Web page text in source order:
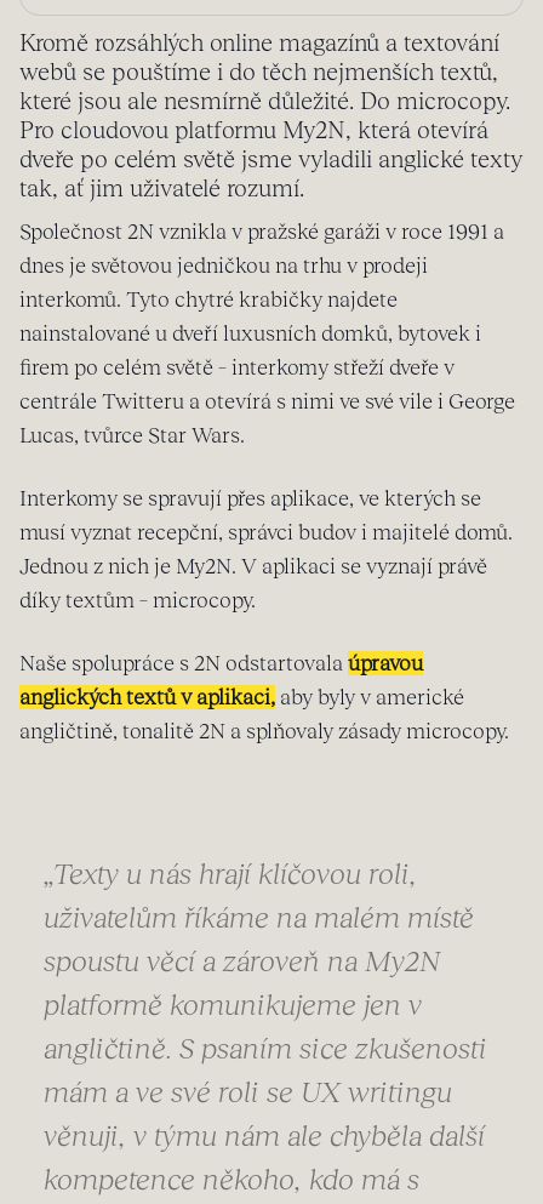
Kromě rozsáhlých online magazínů a textování
webů se pouštíme i do těch nejmenších textů,
které jsou ale nesmírně důležité. Do microcopy.
Pro cloudovou platformu My2N, která otevírá
dveře po celém světě jsme vyladili anglické texty
tak, ať jim uživatelé rozumí.
Společnost 2N vznikla v pražské garáži v roce 1991 a
dnes je světovou jedničkou na trhu v prodeji
interkomů. Tyto chytré krabičky najdete
nainstalované u dveří luxusních domků, bytovek i
firem po celém světě – interkomy střeží dveře v
centrále Twitteru a otevírá s nimi ve své vile i George
Lucas, tvůrce Star Wars.
Interkomy se spravují přes aplikace, ve kterých se
musí vyznat recepční, správci budov i majitelé domů.
Jednou z nich je My2N. V aplikaci se vyznají právě
díky textům – microcopy.
Naše spolupráce s 2N odstartovala úpravou
anglických textů v aplikaci, aby byly v americké
angličtině, tonalitě 2N a splňovaly zásady microcopy.
„Texty u nás hrají klíčovou roli,
uživatelům říkáme na malém místě
spoustu věcí a zároveň na My2N
platformě komunikujeme jen v
angličtině. S psaním sice zkušenosti
mám a ve své roli se UX writingu
věnuji, v týmu nám ale chyběla další
kompetence někoho, kdo má s